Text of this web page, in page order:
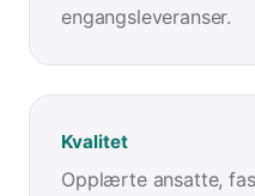
engangsleveranser.
Kvalitet
Opplærte ansatte,